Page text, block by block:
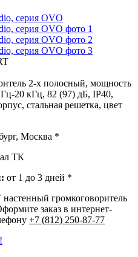
2-х полосный, мощность
20 кГц, 82 (97) дБ, IP40,
стальная решетка, цвет
Москва *
ТК
от 1 до 3 дней *
громкоговоритель
заказ в интернет-
+7 (812) 250-87-77